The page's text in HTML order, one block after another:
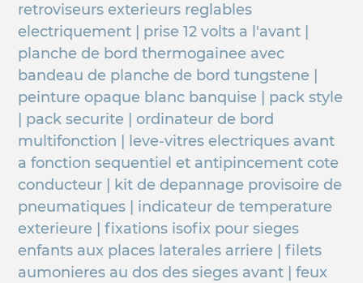
retroviseurs exterieurs reglables
electriquement | prise 12 volts a l'avant |
planche de bord thermogainee avec
bandeau de planche de bord tungstene |
peinture opaque blanc banquise | pack style
| pack securite | ordinateur de bord
multifonction | leve-vitres electriques avant
a fonction sequentiel et antipincement cote
conducteur | kit de depannage provisoire de
pneumatiques | indicateur de temperature
exterieure | fixations isofix pour sieges
enfants aux places laterales arriere | filets
aumonieres au dos des sieges avant | feux